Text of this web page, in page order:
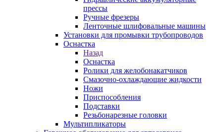
прессы
Ручные фрезеры
Ленточные шлифовальные машины
Установки для промывки трубопроводов
Оснастка
Назад
Оснастка
Ролики для желобонакатчиков
Смазочно-охлаждающие жидкости
Ножи
Приспособления
Подставки
Резьбонарезные головки
Мультипликаторы